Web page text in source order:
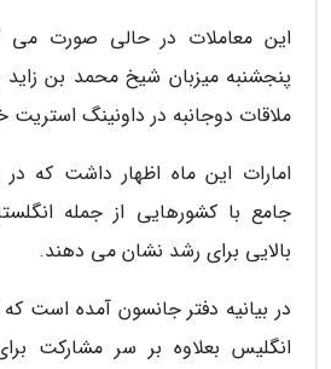
این معاملات در حالی صورت می
پنجشنبه میزبان شیخ محمد بن
ملاقات دوجانبه در داونینگ استریت
امارات این ماه اظهار داشت که
جامع با کشورهایی از جمله
بالایی برای رشد نشان می دهند.
در بیانیه دفتر جانسون آمده است
انگلیس بعلاوه بر سر مشارکت